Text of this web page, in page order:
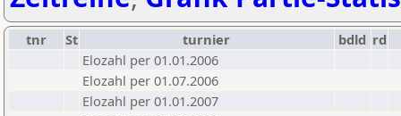
tnr St turnier bdld rd
Elozahl per 01.01.2006
Elozahl per 01.07.2006
Elozahl per 01.01.2007